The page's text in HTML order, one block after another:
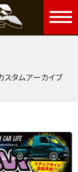
タムアーカイブ